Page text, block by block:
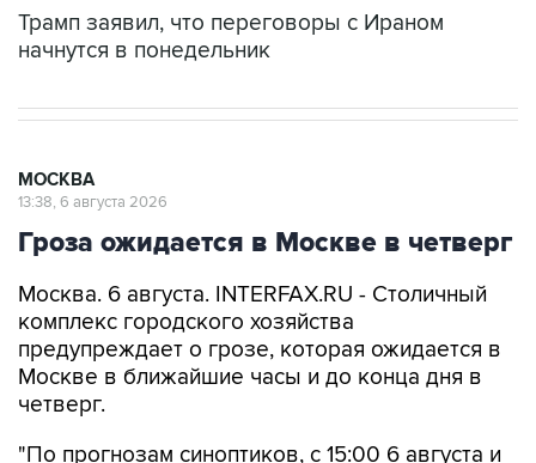
Трамп заявил, что переговоры с Ираном
начнутся в понедельник
МОСКВА
13:38, 6 августа 2026
Гроза ожидается в Москве в четверг
Москва. 6 августа. INTERFAX.RU - Столичный
комплекс городского хозяйства
предупреждает о грозе, которая ожидается в
Москве в ближайшие часы и до конца дня в
четверг.
"По прогнозам синоптиков, с 15:00 6 августа и